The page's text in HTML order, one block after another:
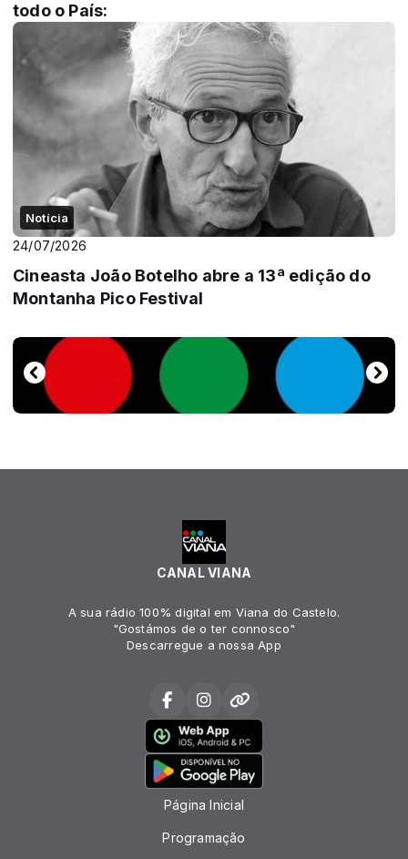
todo o País:
Notícia
24/07/2026
Cineasta João Botelho abre a 13ª edição do
Montanha Pico Festival
CANAL VIANA
A sua rádio 100% digital em Viana do Castelo.
"Gostámos de o ter connosco"
Descarregue a nossa App
Página Inicial
Programação